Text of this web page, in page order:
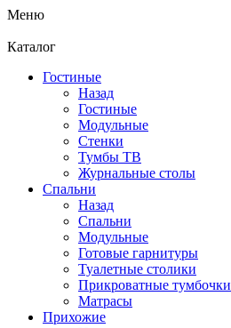
Меню
Каталог
Гостиные
Назад
Гостиные
Модульные
Стенки
Тумбы ТВ
Журнальные столы
Спальни
Назад
Спальни
Модульные
Готовые гарнитуры
Туалетные столики
Прикроватные тумбочки
Матрасы
Прихожие